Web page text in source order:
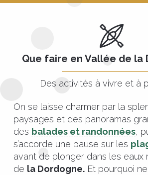
Que faire en Vallée de la
Des activités à vivre et à
On se laisse charmer par la
paysages et des panoramas
des balades et randonnées,
s’accorde une pause sur les
avant de plonger dans les eaux
de la Dordogne. Et pourquoi